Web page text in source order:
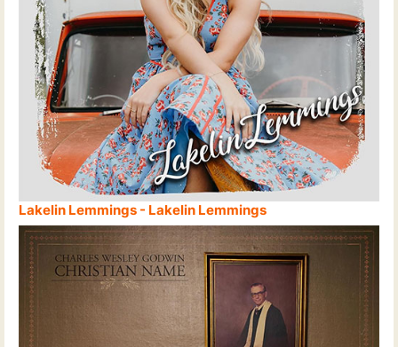
Lakelin Lemmings - Lakelin Lemmings